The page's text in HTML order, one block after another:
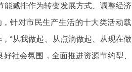
减排作为转变发展方式、调整经济
针对市民生产生活的十大类活动载
“从我做起、从点滴做起、从现在做
社会氛围，全面推进资源节约型、